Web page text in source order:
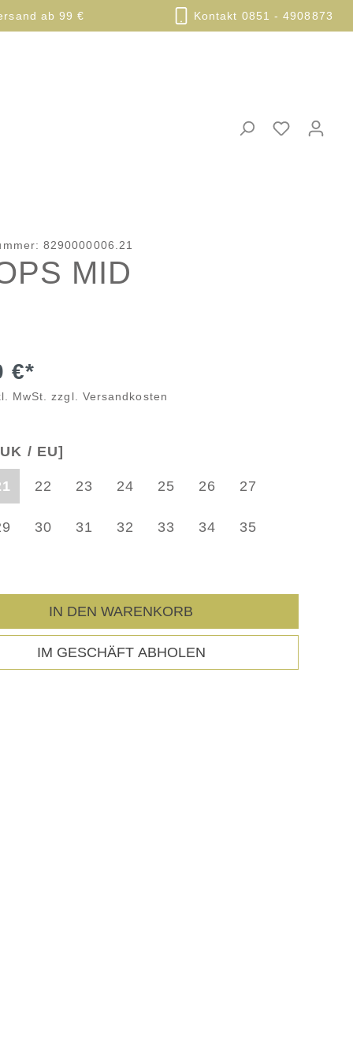
ab 99 € Kontakt 0851 - 4908873
MID
8290000006.21
€*
MwSt. zzgl. Versandkosten
/ EU]
22 23 24 25 26 27
30 31 32 33 34 35
IN DEN WARENKORB
IM GESCHÄFT ABHOLEN